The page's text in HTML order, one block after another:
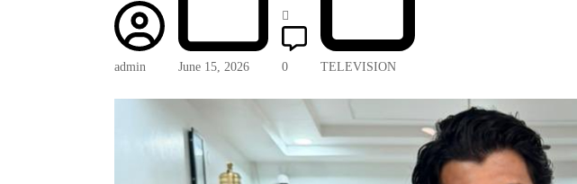
admin June 15, 2026 0 TELEVISION